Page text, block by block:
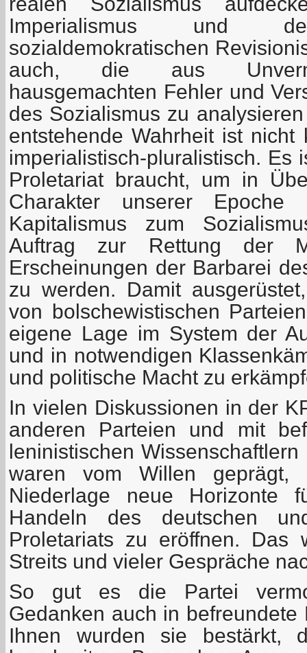
Imperialismus und
sozialdemokratischen
auch, die aus
hausgemachten Fehler und
des Sozialismus zu
entstehende Wahrheit ist nicht
imperialistisch-pluralistisch. Es
Proletariat braucht, um in
Charakter unserer
Kapitalismus zum
Auftrag zur Rettung der
Erscheinungen der Barbarei
zu werden. Damit
von bolschewistischen
eigene Lage im System der
und in notwendigen
und politische Macht zu
In vielen Diskussionen in der
anderen Parteien und mit
leninistischen
waren vom Willen geprägt,
Niederlage neue Horizonte
Handeln des deutschen
Proletariats zu eröffnen. Das
Streits und vieler Gespräche
So gut es die Partei
Gedanken auch in
Ihnen wurden sie bestärkt,